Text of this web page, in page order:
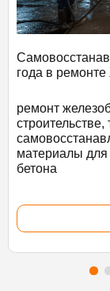
года в
ремонт
материалы
бетона